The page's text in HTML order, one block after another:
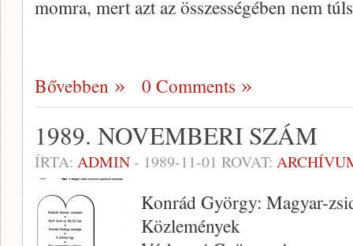
momra, mert azt az összességében nem
Bővebben 0 Comments
1989. NOVEMBERI SZÁM
ÍRTA: ADMIN- 1989-11-01 ROVAT:
Konrád György: Magyar-
Közlemények